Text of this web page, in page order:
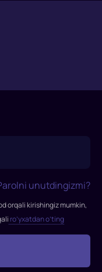
unutdingizmi?
orqali kirishingiz mumkin,
ro’yxatdan o’ting